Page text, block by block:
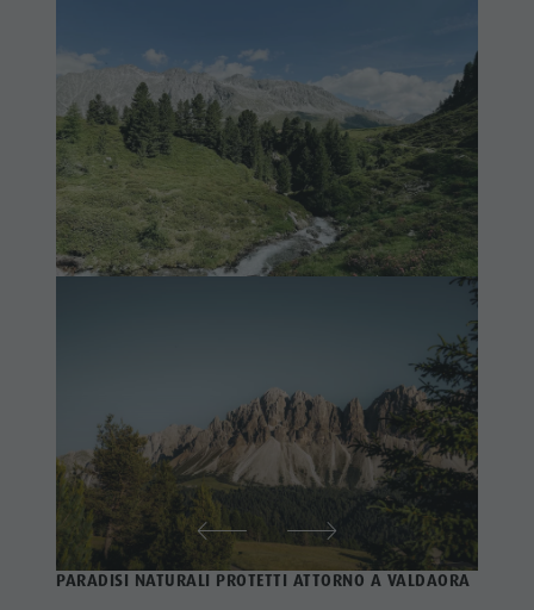
PARADISI NATURALI PROTETTI ATTORNO A VALDAORA